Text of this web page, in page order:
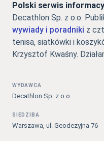
Polski serwis
Decathlon Sp. z o.o.
wywiady i poradniki z
tenisa, siatkówki i
Krzysztof Kwaśny.
WYDAWCA
Decathlon Sp. z o.o.
SIEDZIBA
Warszawa, ul. Geodezyjna 76